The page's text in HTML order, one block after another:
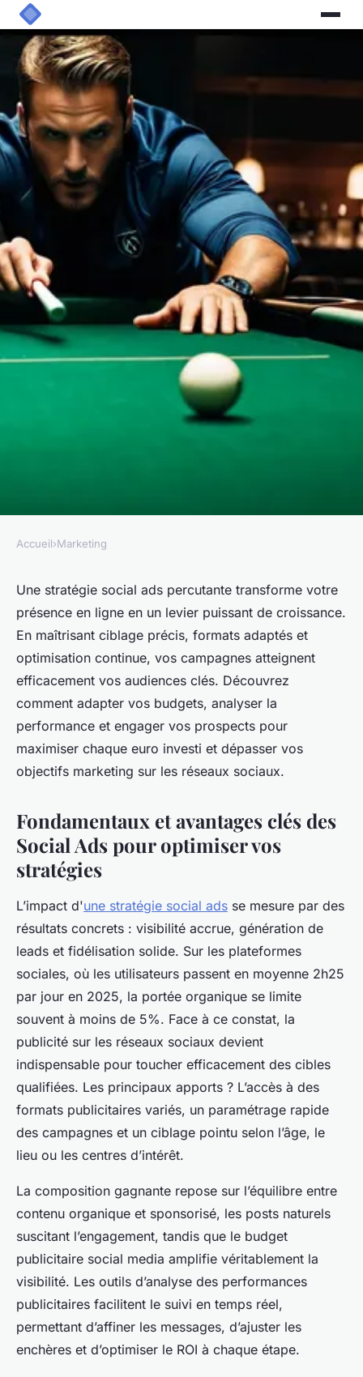
Élevez votre jeu avec une
stratégie social ads percutante
Théo•7 septembre 2025 •9 min de lecture
Accueil›Marketing
Une stratégie social ads percutante transforme votre
présence en ligne en un levier puissant de croissance.
En maîtrisant ciblage précis, formats adaptés et
optimisation continue, vos campagnes atteignent
efficacement vos audiences clés. Découvrez
comment adapter vos budgets, analyser la
performance et engager vos prospects pour
maximiser chaque euro investi et dépasser vos
objectifs marketing sur les réseaux sociaux.
Fondamentaux et avantages clés des
Social Ads pour optimiser vos
stratégies
L’impact d'une stratégie social ads se mesure par des
résultats concrets : visibilité accrue, génération de
leads et fidélisation solide. Sur les plateformes
sociales, où les utilisateurs passent en moyenne 2h25
par jour en 2025, la portée organique se limite
souvent à moins de 5%. Face à ce constat, la
publicité sur les réseaux sociaux devient
indispensable pour toucher efficacement des cibles
qualifiées. Les principaux apports ? L’accès à des
formats publicitaires variés, un paramétrage rapide
des campagnes et un ciblage pointu selon l’âge, le
lieu ou les centres d’intérêt.
La composition gagnante repose sur l’équilibre entre
contenu organique et sponsorisé, les posts naturels
suscitant l’engagement, tandis que le budget
publicitaire social media amplifie véritablement la
visibilité. Les outils d’analyse des performances
publicitaires facilitent le suivi en temps réel,
permettant d’affiner les messages, d’ajuster les
enchères et d’optimiser le ROI à chaque étape.